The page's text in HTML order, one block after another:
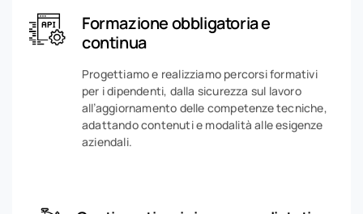
Formazione obbligatoria e
continua
Progettiamo e realizziamo percorsi formativi
per i dipendenti, dalla sicurezza sul lavoro
all’aggiornamento delle competenze tecniche,
adattando contenuti e modalità alle esigenze
aziendali.